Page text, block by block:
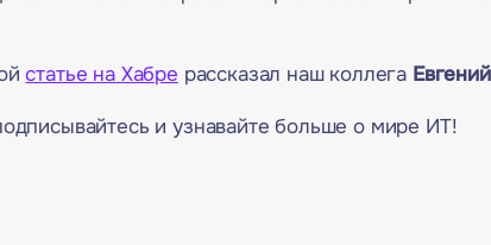
статье на Хабре рассказал наш коллега
и узнавайте больше о мире ИТ!